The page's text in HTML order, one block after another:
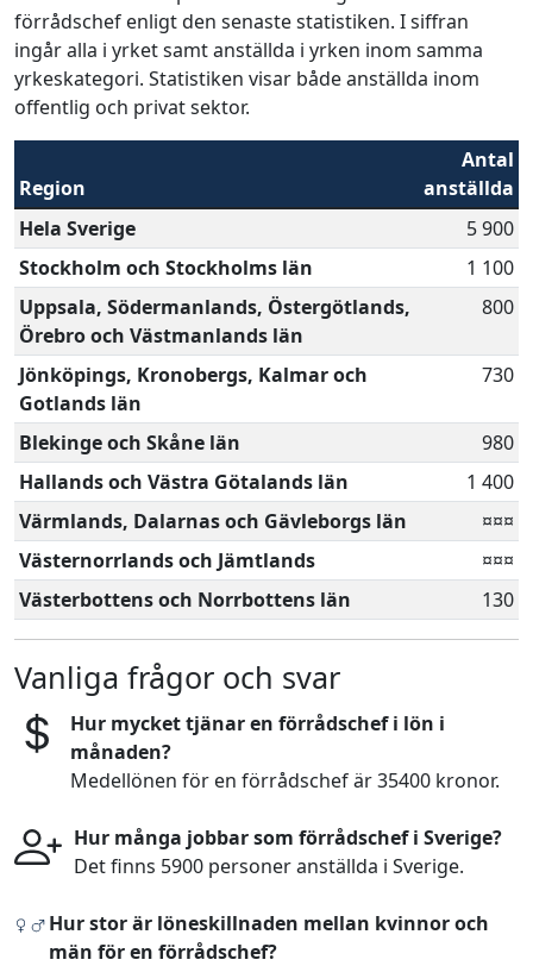
förrådschef enligt den senaste statistiken. I siffran
ingår alla i yrket samt anställda i yrken inom samma
yrkeskategori. Statistiken visar både anställda inom
offentlig och privat sektor.
Region
Antal
anställda
Hela Sverige
5 900
Stockholm och Stockholms län
1 100
Uppsala, Södermanlands, Östergötlands,
Örebro och Västmanlands län
800
Jönköpings, Kronobergs, Kalmar och
Gotlands län
730
Blekinge och Skåne län
980
Hallands och Västra Götalands län
1 400
Värmlands, Dalarnas och Gävleborgs län
¤¤¤
Västernorrlands och Jämtlands
¤¤¤
Västerbottens och Norrbottens län
130
Vanliga frågor och svar
Hur mycket tjänar en förrådschef i lön i
månaden?
Medellönen för en förrådschef är 35400 kronor.
Hur många jobbar som förrådschef i Sverige?
Det finns 5900 personer anställda i Sverige.
Hur stor är löneskillnaden mellan kvinnor och
män för en förrådschef?